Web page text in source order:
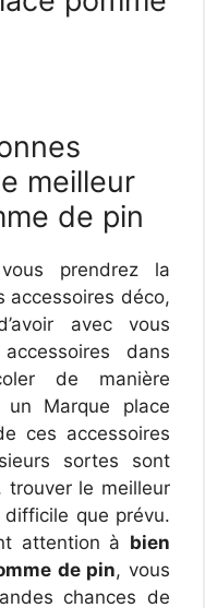
meilleur
de pin
prendrez la
accessoires déco,
avec vous
dans
de manière
Marque place
ces accessoires
sortes sont
trouver le meilleur
que prévu.
attention à bien
de pin, vous
chances de